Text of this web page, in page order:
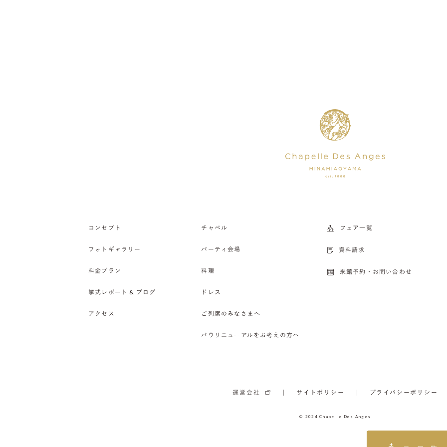
コンセプト
フォトギャラリー
料金プラン
挙式レポート & ブログ
アクセス
チャペル
パーティ会場
料理
ドレス
ご列席のみなさまへ
バウリニューアルをお考えの方へ
フェア一覧
資料請求
来館予約・お問い合わせ
運営会社 サイトポリシー プライバシーポリシー
© 2024 Chapelle Des Anges